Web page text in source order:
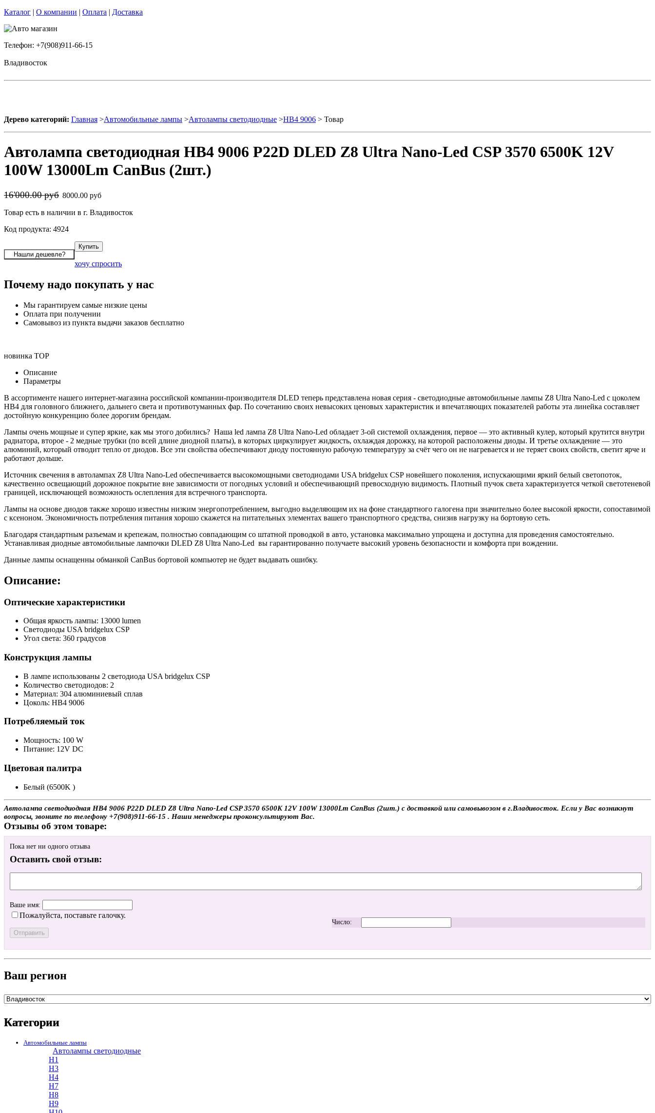
Каталог | О компании | Оплата | Доставка
Телефон: +7(908)911-66-15
Владивосток
Дерево категорий: Главная >Автомобильные лампы >Автолампы светодиодные >HB4 9006 > Товар
Автолампа светодиодная HB4 9006 P22D DLED Z8 Ultra Nano-Led CSP 3570 6500K 12V
100W 13000Lm CanBus (2шт.)
16'000.00 руб 8000.00 руб
Товар есть в наличии в г. Владивосток
Код продукта: 4924
хочу спросить
Почему надо покупать у нас
Мы гарантируем самые низкие цены
Оплата при получении
Самовывоз из пункта выдачи заказов бесплатно
новинка TOP
Описание
Параметры
В ассортименте нашего интернет-магазина российской компании-производителя DLED теперь представлена новая серия - светодиодные автомобильные лампы Z8 Ultra Nano-Led с цоколем
HB4 для головного ближнего, дальнего света и противотуманных фар. По сочетанию своих невысоких ценовых характеристик и впечатляющих показателей работы эта линейка составляет
достойную конкуренцию более дорогим брендам.
Лампы очень мощные и супер яркие, как мы этого добились? Наша led лампа Z8 Ultra Nano-Led обладает 3-ой системой охлаждения, первое — это активный кулер, который крутится внутри
радиатора, второе - 2 медные трубки (по всей длине диодной платы), в которых циркулирует жидкость, охлаждая дорожку, на которой расположены диоды. И третье охлаждение — это
алюминий, который отводит тепло от диодов. Все эти свойства обеспечивают диоду постоянную рабочую температуру за счёт чего он не нагревается и не теряет своих свойств, светит ярче и
работают дольше.
Источник свечения в автолампах Z8 Ultra Nano-Led обеспечивается высокомощными светодиодами USA bridgelux CSP новейшего поколения, испускающими яркий белый светопоток,
качественно освещающий дорожное покрытие вне зависимости от погодных условий и обеспечивающий превосходную видимость. Плотный пучок света характеризуется четкой светотеневой
границей, исключающей возможность ослепления для встречного транспорта.
Лампы на основе диодов также хорошо известны низким энергопотреблением, выгодно выделяющим их на фоне стандартного галогена при значительно более высокой яркости, сопоставимой
с ксеноном. Экономичность потребления питания хорошо скажется на питательных элементах вашего транспортного средства, снизив нагрузку на бортовую сеть.
Благодаря стандартным разъемам и крепежам, полностью совпадающим со штатной проводкой в авто, установка максимально упрощена и доступна для проведения самостоятельно.
Устанавливая диодные автомобильные лампочки DLED Z8 Ultra Nano-Led вы гарантированно получаете высокий уровень безопасности и комфорта при вождении.
Данные лампы оснащенны обманкой CanBus бортовой компьютер не будет выдавать ошибку.
Описание:
Оптические характеристики
Общая яркость лампы: 13000 lumen
Светодиоды USA bridgelux CSP
Угол света: 360 градусов
Конструкция лампы
В лампе использованы 2 светодиода USA bridgelux CSP
Количество светодиодов: 2
Материал: 304 алюминиевый сплав
Цоколь: HB4 9006
Потребляемый ток
Мощность: 100 W
Питание: 12V DC
Цветовая палитра
Белый (6500K )
Автолампа светодиодная HB4 9006 P22D DLED Z8 Ultra Nano-Led CSP 3570 6500K 12V 100W 13000Lm CanBus (2шт.) с доставкой или самовывозом в г.Владивосток. Если у Вас возникнут
вопросы, звоните по телефону +7(908)911-66-15 . Наши менеджеры проконсультируют Вас.
Отзывы об этом товаре:
Пока нет ни одного отзыва
Оставить свой отзыв:
Ваше имя:
Пожалуйста, поставьте галочку.
Число:
Ваш регион
Категории
Автомобильные лампы
Автолампы светодиодные
H1
H3
H4
H7
H8
H9